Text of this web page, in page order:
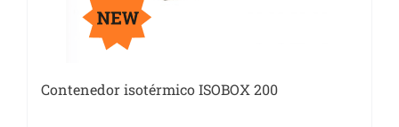
Contenedor isotérmico ISOBOX 200